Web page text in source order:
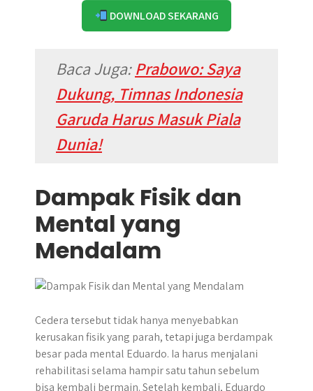
DOWNLOAD SEKARANG
Baca Juga:Prabowo: Saya
Dukung, Timnas Indonesia
Garuda Harus Masuk Piala
Dunia!
Dampak Fisik dan
Mental yang
Mendalam
Cedera tersebut tidak hanya menyebabkan
kerusakan fisik yang parah, tetapi juga berdampak
besar pada mental Eduardo. Ia harus menjalani
rehabilitasi selama hampir satu tahun sebelum
bisa kembali bermain. Setelah kembali, Eduardo